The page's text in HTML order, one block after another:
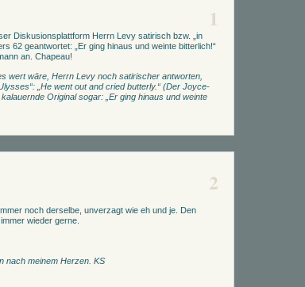
1
Diskusionsplattform Herrn Levy satirisch bzw. „in
62 geantwortet: „Er ging hinaus und weinte bitterlich!“
an. Chapeau!
wert wäre, Herrn Levy noch satirischer antworten,
„He went out and cried butterly.“ (Der Joyce-
Original sogar: „Er ging hinaus und weinte
2
noch derselbe, unverzagt wie eh und je. Den
wieder gerne.
nach meinem Herzen. KS